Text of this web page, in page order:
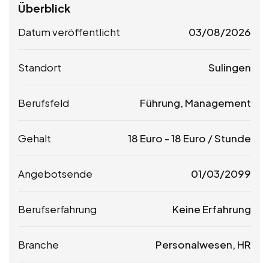
Überblick
Datum veröffentlicht 03/08/2026
Standort Sulingen
Berufsfeld Führung, Management
Gehalt 18 Euro -18 Euro / Stunde
Angebotsende 01/03/2099
Berufserfahrung Keine Erfahrung
Branche Personalwesen, HR